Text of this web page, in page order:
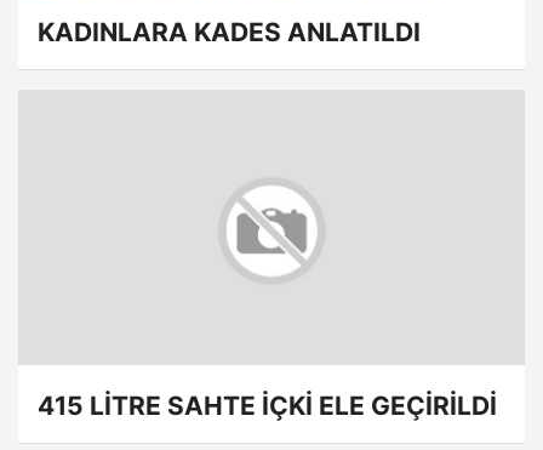
KADINLARA KADES ANLATILDI
415 LİTRE SAHTE İÇKİ ELE GEÇİRİLDİ